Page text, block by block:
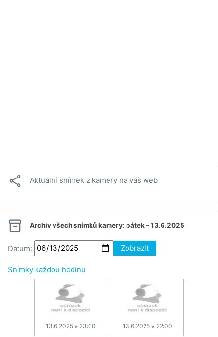
 Aktuální snímek z kamery na váš web
 Archiv všech snímků kamery: pátek – 13.6.2025
Datum: Zobrazit
Snímky každou hodinu
13.6.2025 v 23:00 13.6.2025 v 22:00